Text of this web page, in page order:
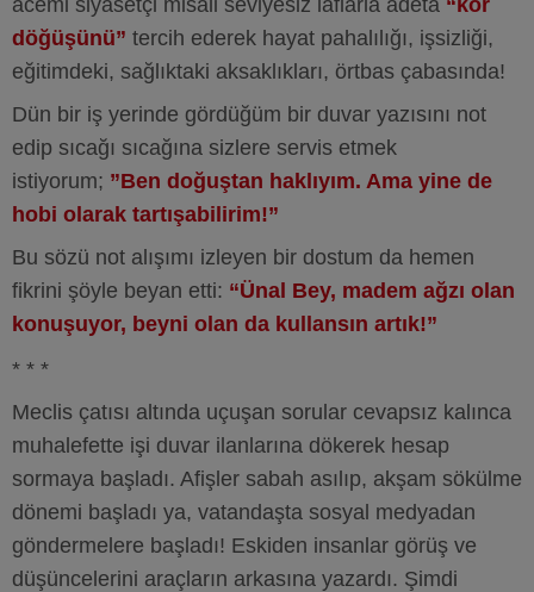
acemi siyasetçi misali seviyesiz laflarla adeta “kör
döğüşünü” tercih ederek hayat pahalılığı, işsizliği,
eğitimdeki, sağlıktaki aksaklıkları, örtbas çabasında!
Dün bir iş yerinde gördüğüm bir duvar yazısını not
edip sıcağı sıcağına sizlere servis etmek
istiyorum; ”Ben doğuştan haklıyım. Ama yine de
hobi olarak tartışabilirim!”
Bu sözü not alışımı izleyen bir dostum da hemen
fikrini şöyle beyan etti: “Ünal Bey, madem ağzı olan
konuşuyor, beyni olan da kullansın artık!”
* * *
Meclis çatısı altında uçuşan sorular cevapsız kalınca
muhalefette işi duvar ilanlarına dökerek hesap
sormaya başladı. Afişler sabah asılıp, akşam sökülme
dönemi başladı ya, vatandaşta sosyal medyadan
göndermelere başladı! Eskiden insanlar görüş ve
düşüncelerini araçların arkasına yazardı. Şimdi